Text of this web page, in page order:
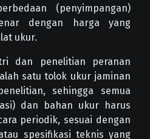
(penyimpangan)
dengan harga yang
ukur.
dan penelitian peranan
satu tolok ukur jaminan
sehingga semua
dan bahan ukur harus
periodik, sesuai dengan
spesifikasi teknis yang